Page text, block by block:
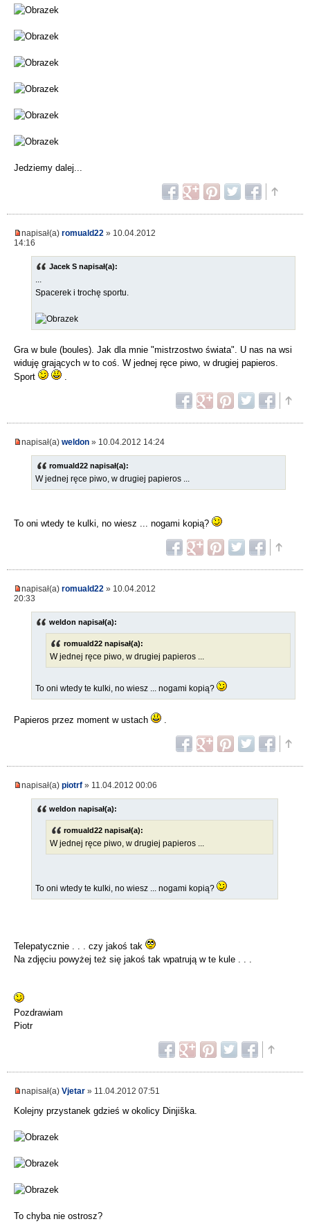
Jedziemy dalej...
napisał(a) romuald22 » 10.04.2012
14:16
Jacek S napisał(a):
...
Spacerek i trochę sportu.
Gra w bule (boules). Jak dla mnie "mistrzostwo świata". U nas na wsi
widuję grających w to coś. W jednej ręce piwo, w drugiej papieros.
Sport
.
napisał(a) weldon » 10.04.2012 14:24
romuald22 napisał(a):
W jednej ręce piwo, w drugiej papieros ...
To oni wtedy te kulki, no wiesz ... nogami kopią?
napisał(a) romuald22 » 10.04.2012
20:33
weldon napisał(a):
romuald22 napisał(a):
W jednej ręce piwo, w drugiej papieros ...
To oni wtedy te kulki, no wiesz ... nogami kopią?
Papieros przez moment w ustach .
napisał(a) piotrf » 11.04.2012 00:06
weldon napisał(a):
romuald22 napisał(a):
W jednej ręce piwo, w drugiej papieros ...
To oni wtedy te kulki, no wiesz ... nogami kopią?
Telepatycznie . . . czy jakoś tak
Na zdjęciu powyżej też się jakoś tak wpatrują w te kule . . .
Pozdrawiam
Piotr
napisał(a) Vjetar » 11.04.2012 07:51
Kolejny przystanek gdzieś w okolicy Dinjiška.
To chyba nie ostrosz?